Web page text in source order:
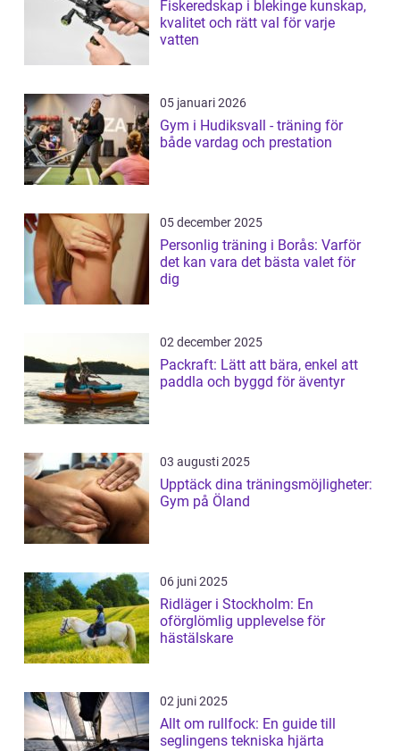
Fiskeredskap i blekinge kunskap,
kvalitet och rätt val för varje
vatten
05 januari 2026
Gym i Hudiksvall - träning för
både vardag och prestation
05 december 2025
Personlig träning i Borås: Varför
det kan vara det bästa valet för
dig
02 december 2025
Packraft: Lätt att bära, enkel att
paddla och byggd för äventyr
03 augusti 2025
Upptäck dina träningsmöjligheter:
Gym på Öland
06 juni 2025
Ridläger i Stockholm: En
oförglömlig upplevelse för
hästälskare
02 juni 2025
Allt om rullfock: En guide till
seglingens tekniska hjärta